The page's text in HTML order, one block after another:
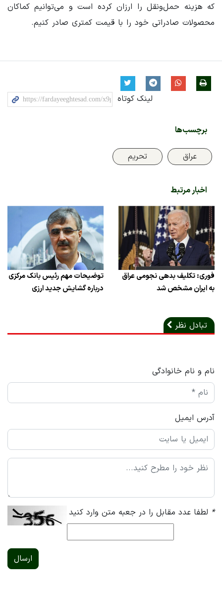
که هزینه حمل‌ونقل را ارزان کرده است و می‌توانیم کماکان
محصولات صادراتی خود را با قیمت کمتری صادر کنیم.
لینک کوتاه
برچسب‌ها
عراق تحریم
اخبار مرتبط
فوری: تکلیف بدهی نجومی عراق
به ایران مشخص شد
توضیحات مهم رئیس بانک مرکزی
درباره گشایش جدید ارزی
تبادل نظر
نام و نام خانوادگی
آدرس ایمیل
* لطفا عدد مقابل را در جعبه متن وارد کنید
ارسال